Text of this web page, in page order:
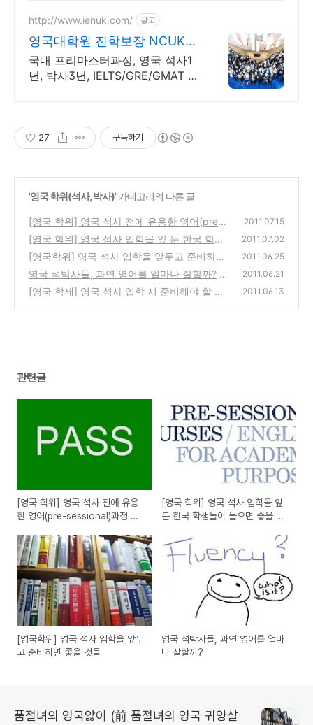
http://www.ienuk.com/ 광고
영국대학원 진학보장 NCUK
해외대학과정1위 /신입생모집
국내 프리마스터과정, 영국 석사1
년, 박사3년, IELTS/GRE/GMAT 면
27 구독하기
'영국 학위(석사, 박사)' 카테고리의 다른 글
[영국 학위] 영국 석사 전에 유용한 영어(pre-s
essional)과정 미리 알기
(10)
2011.07.15
[영국 학위] 영국 석사 입학을 앞 둔 한국 학생
들이 들으면 좋을 코스
(3)
2011.07.02
[영국학위] 영국 석사 입학을 앞두고 준비하면
좋을 것들
(5)
2011.06.25
영국 석박사들, 과연 영어를 얼마나 잘할까?
(7)
2011.06.21
[영국 학제] 영국 석사 입학 시 준비해야 할 것
2011.06.13
관련글
[영국 학위] 영국 석사 전에 유용
한 영어(pre-sessional)과정 미
[영국 학위] 영국 석사 입학을 앞
둔 한국 학생들이 들으면 좋을 코
[영국학위] 영국 석사 입학을 앞두
고 준비하면 좋을 것들
영국 석박사들, 과연 영어를 얼마
나 잘할까?
품절녀의 영국앓이 (前 품절녀의 영국 귀양살